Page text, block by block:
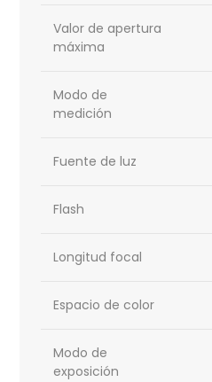
Valor de apertura
máxima
Modo de
medición
Fuente de luz
Flash
Longitud focal
Espacio de color
Modo de
exposición